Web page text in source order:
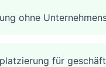
ohne
für